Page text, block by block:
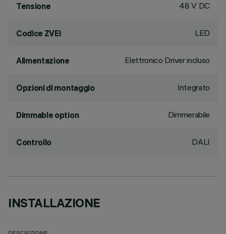
Tensione 48 V DC
Codice ZVEI LED
Alimentazione Elettronico Driver incluso
Opzioni di montaggio Integrato
Dimmable option Dimmerabile
Controllo DALI
INSTALLAZIONE